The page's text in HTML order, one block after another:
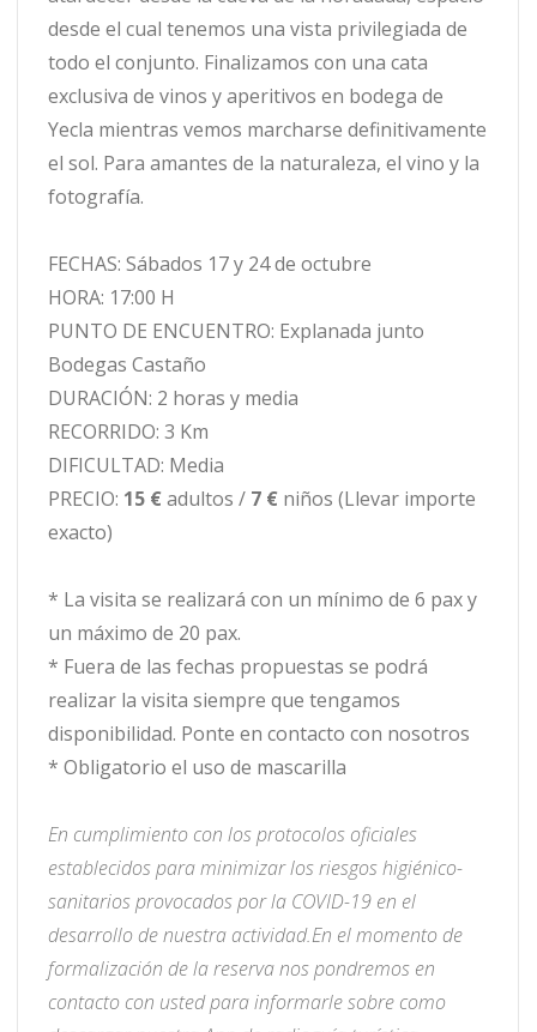
desde el cual tenemos una vista privilegiada de
todo el conjunto. Finalizamos con una cata
exclusiva de vinos y aperitivos en bodega de
Yecla mientras vemos marcharse definitivamente
el sol. Para amantes de la naturaleza, el vino y la
fotografía.
FECHAS: Sábados 17 y 24 de octubre
HORA: 17:00 H
PUNTO DE ENCUENTRO: Explanada junto
Bodegas Castaño
DURACIÓN: 2 horas y media
RECORRIDO: 3 Km
DIFICULTAD: Media
PRECIO: 15 €adultos / 7 € niños (Llevar importe
exacto)
* La visita se realizará con un mínimo de 6 pax y
un máximo de 20 pax.
* Fuera de las fechas propuestas se podrá
realizar la visita siempre que tengamos
disponibilidad. Ponte en contacto con nosotros
* Obligatorio el uso de mascarilla
En cumplimiento con los protocolos oficiales
establecidos para minimizar los riesgos higiénico-
sanitarios provocados por la COVID-19 en el
desarrollo de nuestra actividad.En el momento de
formalización de la reserva nos pondremos en
contacto con usted para informarle sobre como